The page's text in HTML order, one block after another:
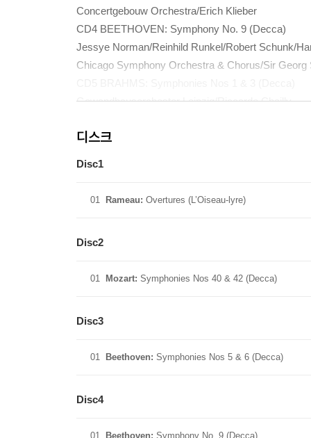
Concertgebouw Orchestra/Erich Klieber
CD4 BEETHOVEN: Symphony No. 9 (Decca)
Jessye Norman/Reinhild Runkel/Robert Schunk/
Chicago Symphony Orchestra & Chorus/Sir Georg
Gewandhausorchester Leipzig/Riccardo Chailly
Salome - Dance of the Seven Veils; Don Juan
CD9 HOLST: The Planets (Decca)
CD10 PROKOFIEV: Peter & The Wolf;
Sean Connery/Royal Philharmonic Orchestra/Antal
Royal Concertgebouw Orchestra/Bernard Haitink
디스크
Disc1
01 Rameau: Overtures (L’Oiseau-lyre)
Disc2
01 Mozart: Symphonies Nos 40 & 42 (Decca)
Disc3
01 Beethoven: Symphonies Nos 5 & 6 (Decca)
Disc4
01 Beethoven: Symphony No. 9 (Decca)